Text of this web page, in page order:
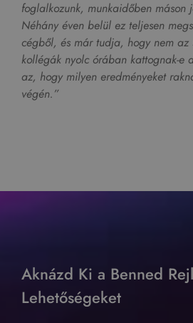
foglalkozunk, munkaidőben máson
Néhány éven belül ez teljesen
cégből, és már tudja, hogy nem
kollégák nyolc órában kattognak-e
az, hogy milyen eredményeket
végén.”
Aknázd Ki a Benned
Lehetőségeket